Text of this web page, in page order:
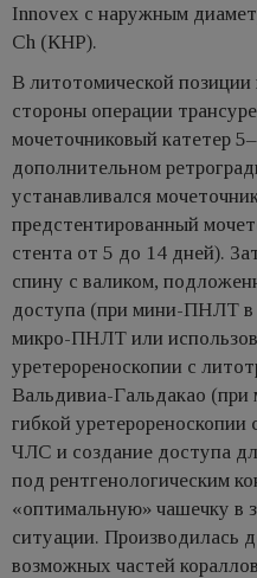
Innovex с наружным
Ch (КНР).
В литотомической
стороны операции
мочеточниковый катетер
дополнительном
устанавливался
предстентированный
стента от 5 до 14 дней).
спину с валиком,
доступа (при мини-ПНЛТ в
микро-ПНЛТ или
уретерореноскопии с
Вальдивиа-Гальдакао
гибкой
ЧЛС и создание доступа
под рентгенологическим
«оптимальную» чашечку в
ситуации. Производилась
возможных частей